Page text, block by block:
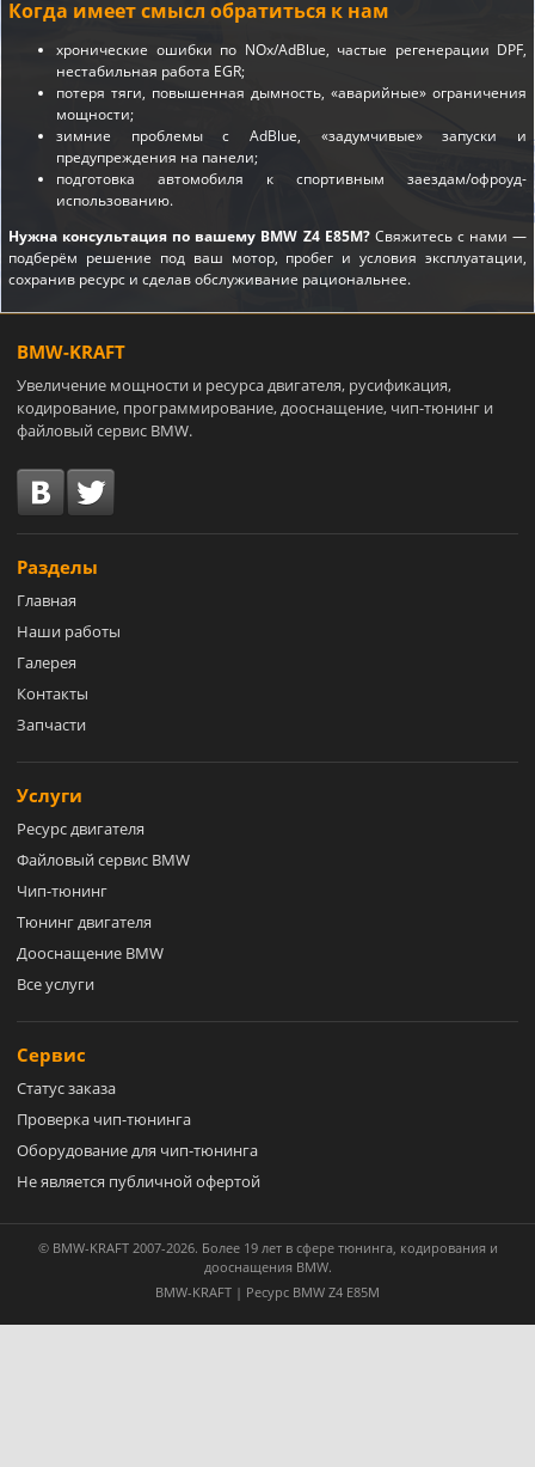
Когда имеет смысл обратиться к нам
хронические ошибки по NOx/AdBlue, частые регенерации DPF,
нестабильная работа EGR;
потеря тяги, повышенная дымность, «аварийные» ограничения
мощности;
зимние проблемы с AdBlue, «задумчивые» запуски и
предупреждения на панели;
подготовка автомобиля к спортивным заездам/офроуд-
использованию.
Нужна консультация по вашему BMW Z4 E85M?Свяжитесь с нами —
подберём решение под ваш мотор, пробег и условия эксплуатации,
сохранив ресурс и сделав обслуживание рациональнее.
BMW-KRAFT
Увеличение мощности и ресурса двигателя, русификация,
кодирование, программирование, дооснащение, чип-тюнинг и
файловый сервис BMW.
Разделы
Главная
Наши работы
Галерея
Контакты
Запчасти
Услуги
Ресурс двигателя
Файловый сервис BMW
Чип-тюнинг
Тюнинг двигателя
Дооснащение BMW
Все услуги
Сервис
Статус заказа
Проверка чип-тюнинга
Оборудование для чип-тюнинга
Не является публичной офертой
© BMW-KRAFT 2007-2026. Более 19 лет в сфере тюнинга, кодирования и
дооснащения BMW.
BMW-KRAFT | Ресурс BMW Z4 E85M